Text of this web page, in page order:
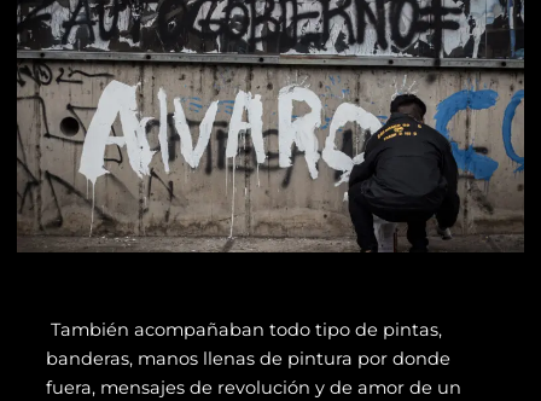
También acompañaban todo tipo de pintas,
banderas, manos llenas de pintura por donde
fuera, mensajes de revolución y de amor de un